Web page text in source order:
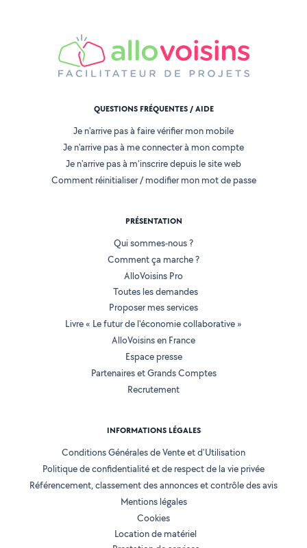
QUESTIONS FRÉQUENTES / AIDE
Je n'arrive pas à faire vérifier mon mobile
Je n'arrive pas à me connecter à mon compte
Je n'arrive pas à m'inscrire depuis le site web
Comment réinitialiser / modifier mon mot de passe
PRÉSENTATION
Qui sommes-nous ?
Comment ça marche ?
AlloVoisins Pro
Toutes les demandes
Proposer mes services
Livre « Le futur de l'économie collaborative »
AlloVoisins en France
Espace presse
Partenaires et Grands Comptes
Recrutement
INFORMATIONS LÉGALES
Conditions Générales de Vente et d'Utilisation
Politique de confidentialité et de respect de la vie privée
Référencement, classement des annonces et contrôle des avis
Mentions légales
Cookies
Location de matériel